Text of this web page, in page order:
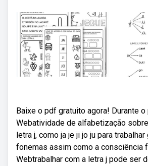
Baixe o pdf gratuito agora! Durante
Webatividade de alfabetização
letra j, como ja je ji jo ju para
fonemas assim como a consciência
Webtrabalhar com a letra j pode ser